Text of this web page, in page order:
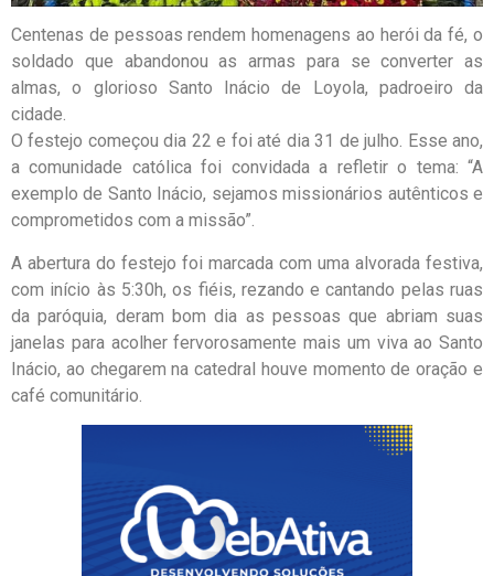
Centenas de pessoas rendem homenagens ao herói da fé, o
soldado que abandonou as armas para se converter as
almas, o glorioso Santo Inácio de Loyola, padroeiro da
cidade.
O festejo começou dia 22 e foi até dia 31 de julho. Esse ano,
a comunidade católica foi convidada a refletir o tema: “A
exemplo de Santo Inácio, sejamos missionários autênticos e
comprometidos com a missão”.
A abertura do festejo foi marcada com uma alvorada festiva,
com início às 5:30h, os fiéis, rezando e cantando pelas ruas
da paróquia, deram bom dia as pessoas que abriam suas
janelas para acolher fervorosamente mais um viva ao Santo
Inácio, ao chegarem na catedral houve momento de oração e
café comunitário.